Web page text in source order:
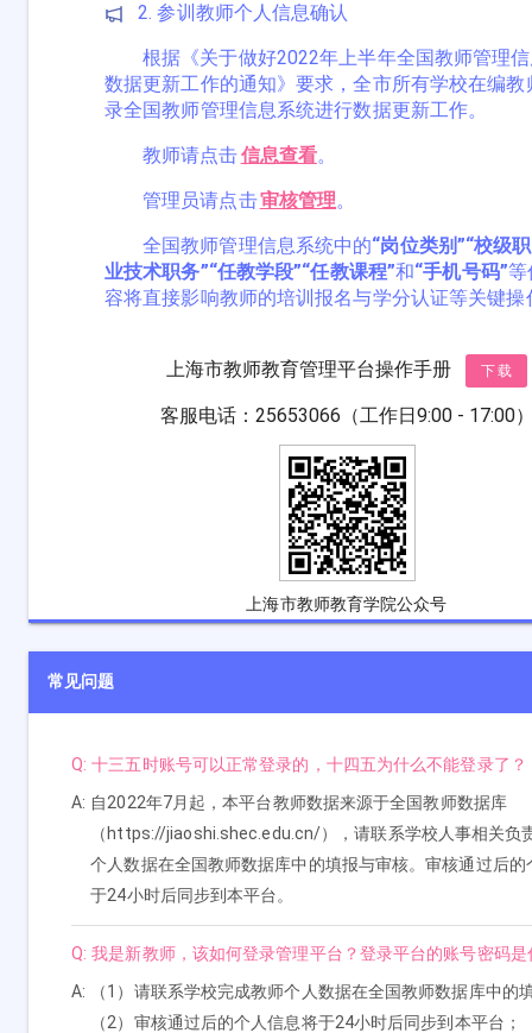
2. 参训教师个人信息确认
根据《关于做好2022年上半年全国教师管理
数据更新工作的通知》要求，全市所有学校在编教
录全国教师管理信息系统进行数据更新工作。
教师请点击信息查看。
管理员请点击审核管理。
全国教师管理信息系统中的“岗位类别”“校级
业技术职务”“任教学段”“任教课程”和“手机号码”
容将直接影响教师的培训报名与学分认证等关键操
上海市教师教育管理平台操作手册 下载
客服电话：25653066（工作日9:00 - 17:00
上海市教师教育学院公众号
常见问题
Q: 十三五时账号可以正常登录的，十四五为什么不能登录了？
A: 自2022年7月起，本平台教师数据来源于全国教师数据库
（https://jiaoshi.shec.edu.cn/），请联系学校人事相关负
个人数据在全国教师数据库中的填报与审核。审核通过后的
于24小时后同步到本平台。
Q: 我是新教师，该如何登录管理平台？登录平台的账号密码是
A:
（1）请联系学校完成教师个人数据在全国教师数据库中的
（2）审核通过后的个人信息将于24小时后同步到本平台；